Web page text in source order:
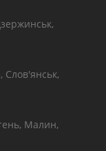
Слов'янськ,
Малин,